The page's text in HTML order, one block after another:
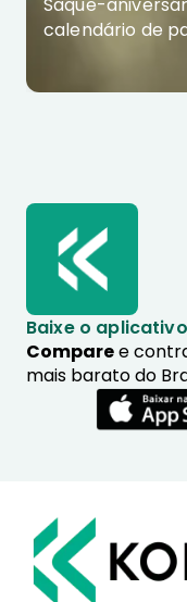
Saque-
calendário de
Baixe o aplicativo
Comparee
mais barato do